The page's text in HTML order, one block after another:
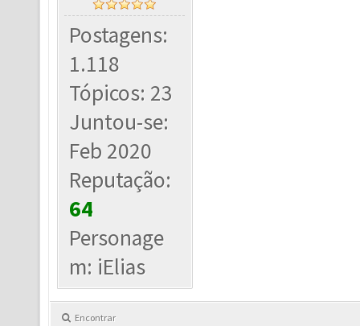
Postagens:
1.118
Tópicos: 23
Juntou-se:
Feb 2020
Reputação:
64
Personage
m: iElias
Encontrar